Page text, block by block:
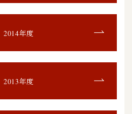
2014年度
2013年度